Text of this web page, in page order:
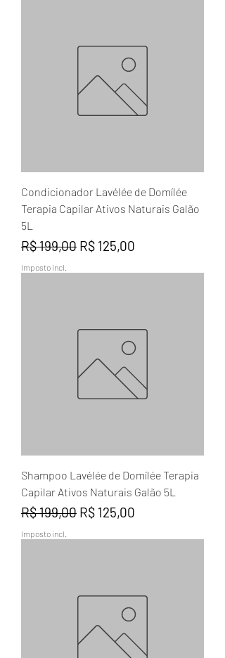
Condicionador Lavélée de Domílée
Terapia Capilar Ativos Naturais Galão
5L
Preço normal
R$ 199,00 Preço promocional
R$ 125,00
Imposto incl.
Shampoo Lavélée de Domílée Terapia
Capilar Ativos Naturais Galão 5L
Preço normal
R$ 199,00 Preço promocional
R$ 125,00
Imposto incl.